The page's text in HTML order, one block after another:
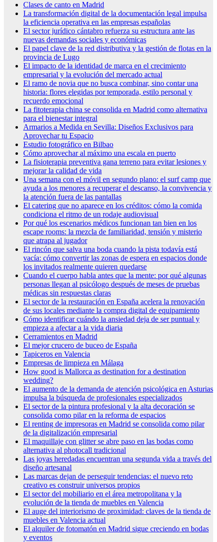
Clases de canto en Madrid
La transformación digital de la documentación legal impulsa
la eficiencia operativa en las empresas españolas
El sector jurídico cántabro refuerza su estructura ante las
nuevas demandas sociales y económicas
El papel clave de la red distributiva y la gestión de flotas en la
provincia de Lugo
El impacto de la identidad de marca en el crecimiento
empresarial y la evolución del mercado actual
El ramo de novia que no busca combinar, sino contar una
historia: flores elegidas por temporada, estilo personal y
recuerdo emocional
La fitoterapia china se consolida en Madrid como alternativa
para el bienestar integral
Armarios a Medida en Sevilla: Diseños Exclusivos para
Aprovechar tu Espacio
Estudio fotográfico en Bilbao
Cómo aprovechar al máximo una escala en puerto
La fisioterapia preventiva gana terreno para evitar lesiones y
mejorar la calidad de vida
Una semana con el móvil en segundo plano: el surf camp que
ayuda a los menores a recuperar el descanso, la convivencia y
la atención fuera de las pantallas
El catering que no aparece en los créditos: cómo la comida
condiciona el ritmo de un rodaje audiovisual
Por qué los escenarios médicos funcionan tan bien en los
escape rooms: la mezcla de familiaridad, tensión y misterio
que atrapa al jugador
El rincón que salva una boda cuando la pista todavía está
vacía: cómo convertir las zonas de espera en espacios donde
los invitados realmente quieren quedarse
Cuando el cuerpo habla antes que la mente: por qué algunas
personas llegan al psicólogo después de meses de pruebas
médicas sin respuestas claras
El sector de la restauración en España acelera la renovación
de sus locales mediante la compra digital de equipamiento
Cómo identificar cuándo la ansiedad deja de ser puntual y
empieza a afectar a la vida diaria
Cerramientos en Madrid
El mejor crucero de buceo de España
Tapiceros en Valencia
Empresas de limpieza en Málaga
How good is Mallorca as destination for a destination
wedding?
El aumento de la demanda de atención psicológica en Asturias
impulsa la búsqueda de profesionales especializados
El sector de la pintura profesional y la alta decoración se
consolida como pilar en la reforma de espacios
El renting de impresoras en Madrid se consolida como pilar
de la digitalización empresarial
El maquillaje con glitter se abre paso en las bodas como
alternativa al photocall tradicional
Las joyas heredadas encuentran una segunda vida a través del
diseño artesanal
Las marcas dejan de perseguir tendencias: el nuevo reto
creativo es construir universos propios
El sector del mobiliario en el área metropolitana y la
evolución de la tienda de muebles en Valencia
El auge del interiorismo de proximidad: claves de la tienda de
muebles en Valencia actual
El alquiler de fotomatón en Madrid sigue creciendo en bodas
y eventos